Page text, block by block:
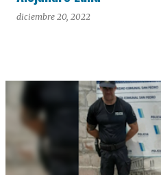
diciembre 20, 2022